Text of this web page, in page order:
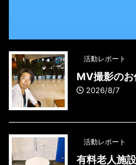
活動レポート
MV撮影のお
2026/8/7
活動レポート
有料老人施